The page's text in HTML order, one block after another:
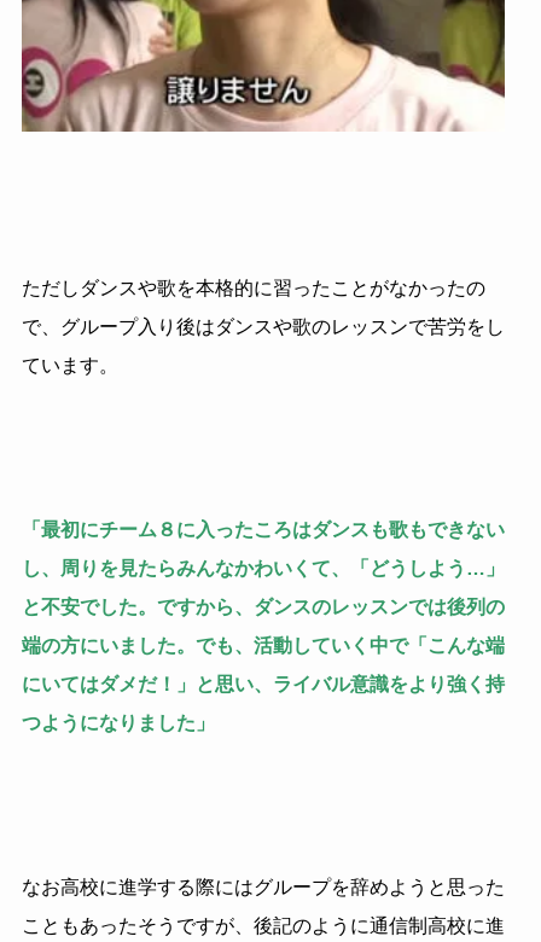
ただしダンスや歌を本格的に習ったことがなかったの
で、グループ入り後はダンスや歌のレッスンで苦労をし
ています。
「最初にチーム８に入ったころはダンスも歌もできない
し、周りを見たらみんなかわいくて、「どうしよう…」
と不安でした。ですから、ダンスのレッスンでは後列の
端の方にいました。でも、活動していく中で「こんな端
にいてはダメだ！」と思い、ライバル意識をより強く持
つようになりました」
なお高校に進学する際にはグループを辞めようと思った
こともあったそうですが、後記のように通信制高校に進